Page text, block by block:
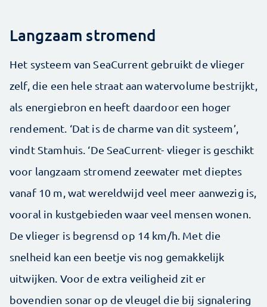
Langzaam stromend
Het systeem van SeaCurrent gebruikt de vlieger
zelf, die een hele straat aan watervolume bestrijkt,
als energiebron en heeft daardoor een hoger
rendement. ‘Dat is de charme van dit systeem’,
vindt Stamhuis. ‘De SeaCurrent- vlieger is geschikt
voor langzaam stromend zeewater met dieptes
vanaf 10 m, wat wereldwijd veel meer aanwezig is,
vooral in kustgebieden waar veel mensen wonen.
De vlieger is begrensd op 14 km/h. Met die
snelheid kan een beetje vis nog gemakkelijk
uitwijken. Voor de extra veiligheid zit er
bovendien sonar op de vleugel die bij signalering